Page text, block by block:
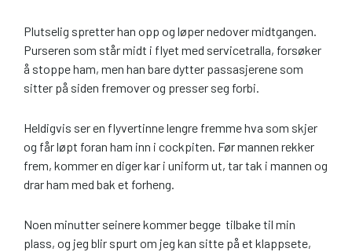
Plutselig spretter han opp og løper nedover midtgangen.
Purseren som står midt i flyet med servicetralla, forsøker
å stoppe ham, men han bare dytter passasjerene som
sitter på siden fremover og presser seg forbi.
Heldigvis ser en flyvertinne lengre fremme hva som skjer
og får løpt foran ham inn i cockpiten. Før mannen rekker
frem, kommer en diger kar i uniform ut, tar tak i mannen og
drar ham med bak et forheng.
Noen minutter seinere kommer begge tilbake til min
plass, og jeg blir spurt om jeg kan sitte på et klappsete,